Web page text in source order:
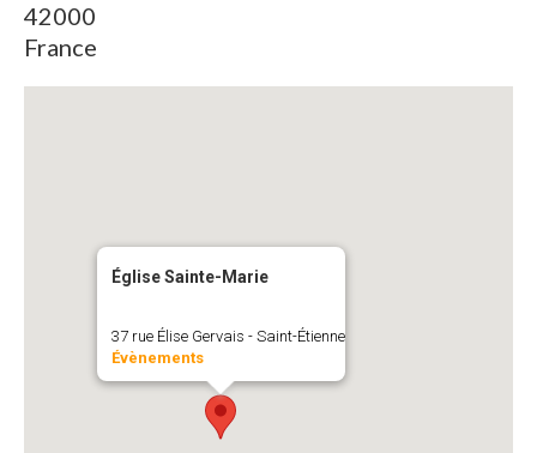
42000
France
Église Sainte-Marie
37 rue Élise Gervais - Saint-Étienne
Évènements